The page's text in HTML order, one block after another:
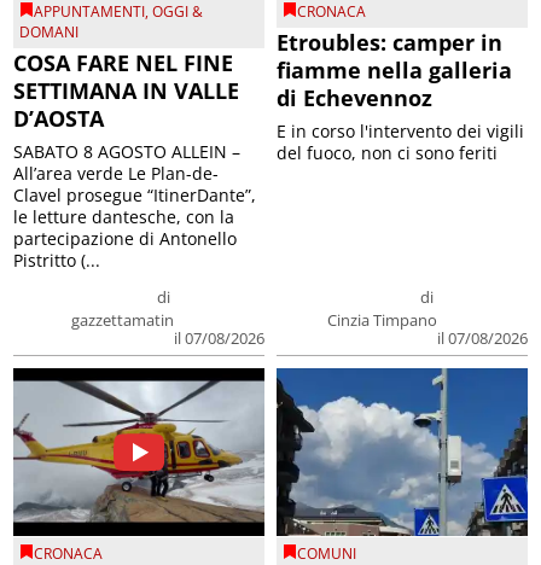
APPUNTAMENTI,OGGI &
DOMANI
COSA FARE NEL FINE
SETTIMANA IN VALLE
D’AOSTA
di
gazzettamatin
il 07/08/2026
SABATO 8 AGOSTO ALLEIN –
All’area verde Le Plan-de-
Clavel prosegue “ItinerDante”,
le letture dantesche, con la
partecipazione di Antonello
Pistritto (...
CRONACA
Etroubles: camper in
fiamme nella galleria
di Echevennoz
di
Cinzia Timpano
il 07/08/2026
E in corso l'intervento dei vigili
del fuoco, non ci sono feriti
CRONACA COMUNI